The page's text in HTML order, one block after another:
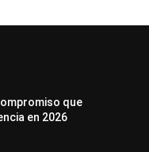
que
en 2026